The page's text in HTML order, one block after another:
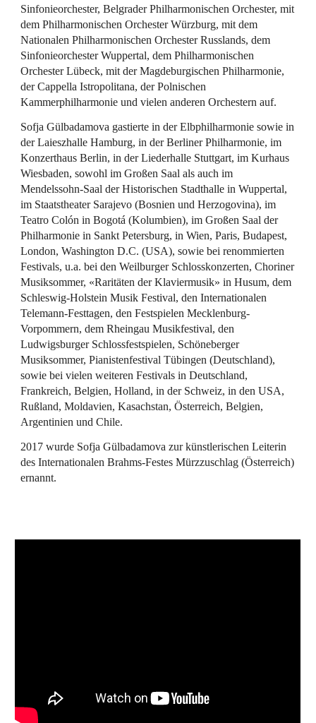
Sinfonieorchester, Belgrader Philharmonischen Orchester, mit
dem Philharmonischen Orchester Würzburg, mit dem
Nationalen Philharmonischen Orchester Russlands, dem
Sinfonieorchester Wuppertal, dem Philharmonischen
Orchester Lübeck, mit der Magdeburgischen Philharmonie,
der Cappella Istropolitana, der Polnischen
Kammerphilharmonie und vielen anderen Orchestern auf.
Sofja Gülbadamova gastierte in der Elbphilharmonie sowie in
der Laieszhalle Hamburg, in der Berliner Philharmonie, im
Konzerthaus Berlin, in der Liederhalle Stuttgart, im Kurhaus
Wiesbaden, sowohl im Großen Saal als auch im
Mendelssohn-Saal der Historischen Stadthalle in Wuppertal,
im Staatstheater Sarajevo (Bosnien und Herzogovina), im
Teatro Colón in Bogotá (Kolumbien), im Großen Saal der
Philharmonie in Sankt Petersburg, in Wien, Paris, Budapest,
London, Washington D.C. (USA), sowie bei renommierten
Festivals, u.a. bei den Weilburger Schlosskonzerten, Choriner
Musiksommer, «Raritäten der Klaviermusik» in Husum, dem
Schleswig-Holstein Musik Festival, den Internationalen
Telemann-Festtagen, den Festspielen Mecklenburg-
Vorpommern, dem Rheingau Musikfestival, den
Ludwigsburger Schlossfestspielen, Schöneberger
Musiksommer, Pianistenfestival Tübingen (Deutschland),
sowie bei vielen weiteren Festivals in Deutschland,
Frankreich, Belgien, Holland, in der Schweiz, in den USA,
Rußland, Moldavien, Kasachstan, Österreich, Belgien,
Argentinien und Chile.
2017 wurde Sofja Gülbadamova zur künstlerischen Leiterin
des Internationalen Brahms-Festes Mürzzuschlag (Österreich)
ernannt.